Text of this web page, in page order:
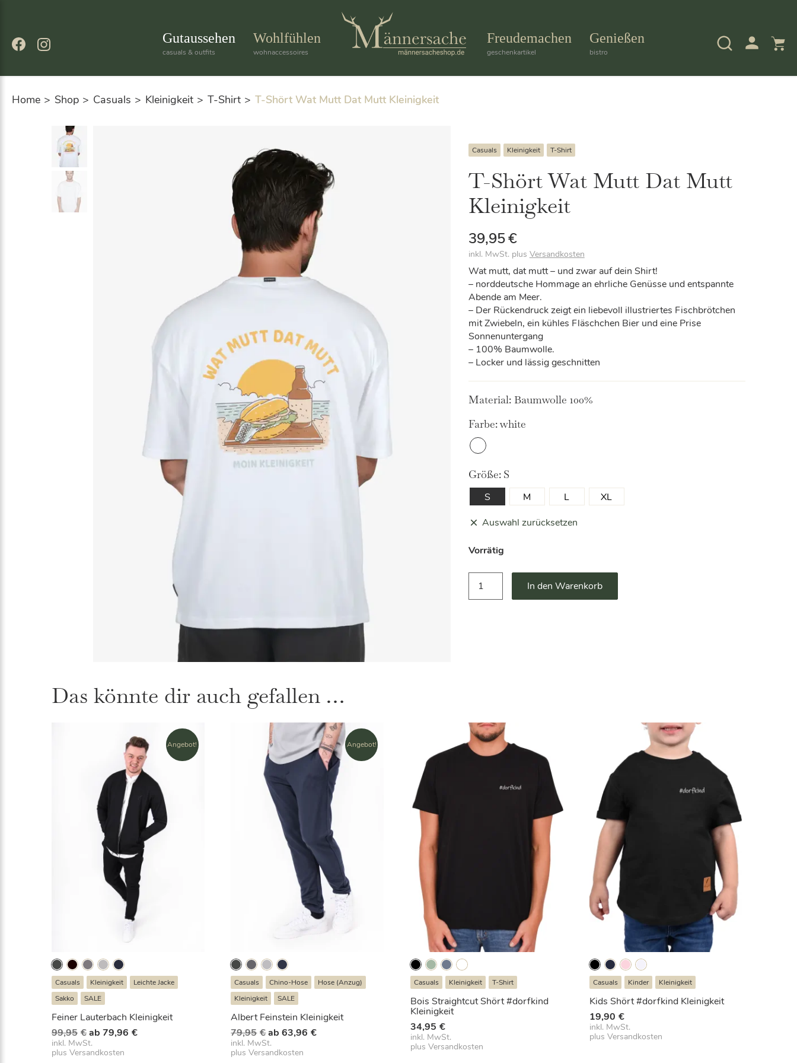
Gutaussehen
casuals & outfits
Wohlfühlen
wohnaccessoires
Freudemachen
geschenkartikel
Genießen
bistro
Home Shop Casuals Kleinigkeit T-Shirt T-Shört Wat Mutt Dat Mutt Kleinigkeit
Casuals Kleinigkeit T-Shirt
T-Shört Wat Mutt Dat Mutt
Kleinigkeit
39,95€
inkl. MwSt. plus Versandkosten
Wat mutt, dat mutt – und zwar auf dein Shirt!
– norddeutsche Hommage an ehrliche Genüsse und entspannte
Abende am Meer.
– Der Rückendruck zeigt ein liebevoll illustriertes Fischbrötchen
mit Zwiebeln, ein kühles Fläschchen Bier und eine Prise
Sonnenuntergang
– 100% Baumwolle.
– Locker und lässig geschnitten
Material:Baumwolle 100%
Farbe:white
White
Größe: S
S M L
XL
Auswahl zurücksetzen
Vorrätig
Shört
In den Warenkorb
Das könnte dir auch gefallen …
Angebot!
Casuals Kleinigkeit
Leichte Jacke
Sakko
SALE
Feiner Lauterbach Kleinigkeit
99,95 €Ursprünglicher
Preis
war:
ab 79,96 €Aktueller
inkl. MwSt.
plus Versandkosten
Angebot!
Casuals Chino-Hose
Hose (Anzug)
Kleinigkeit
SALE
Albert Feinstein Kleinigkeit
79,95 €Ursprünglicher
Preis
war:
ab63,96 €Aktueller
inkl. MwSt.
plusVersandkosten
Casuals Kleinigkeit T-Shirt
Bois Straightcut Shört #dorfkind
Kleinigkeit
34,95 €
inkl. MwSt.
plus Versandkosten
Casuals Kinder Kleinigkeit
Kids Shört #dorfkind Kleinigkeit
19,90 €
inkl. MwSt.
plusVersandkosten